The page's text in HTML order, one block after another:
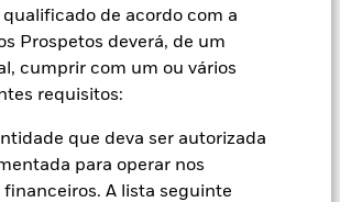
de acordo com a
Prospetos deverá, de um
cumprir com um ou vários
requisitos:
que deva ser autorizada
para operar nos
financeiros. A lista seguinte
domiciliadas em ou que exerçam a
da sua actividade económica nos EUA.
ênfase em empresas que,
de Investimento, demonstram
acima da média em termos de
ou de vendas e um retorno de capital